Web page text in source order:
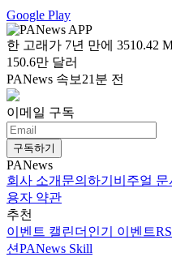
Google Play
한 고래가 7년 만에 3510.42
150.6만 달러
PANews 속보 21분 전
이메일 구독
구독하기
PANews
회사 소개 문의하기 비주얼 문
용자 약관
추천
이벤트 캘린더 인기 이벤트
션PANews Skill